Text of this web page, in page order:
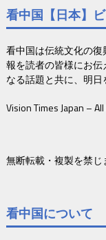
看中国【日本】
看中国は伝統文化の
報を読者の皆様にお
なる話題と共に、明日
Vision Times Japan –
無断転載・複製を禁じ
看中国について